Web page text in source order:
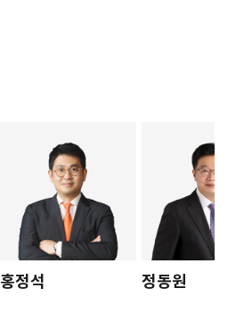
홍정석 정동원